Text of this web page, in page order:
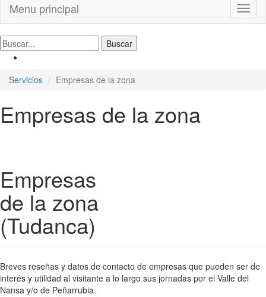
Menu principal
Servicios Empresas de la zona
Empresas de la zona
Empresas
de la zona
(Tudanca)
Breves reseñas y datos de contacto de empresas que pueden ser de
interés y utilidad al visitante a lo largo sus jornadas por el Valle del
Nansa y/o de Peñarrubia.